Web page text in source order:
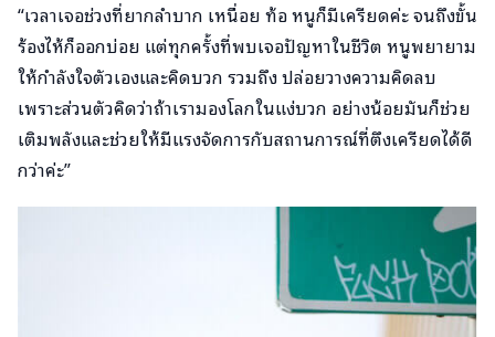
“เวลาเจอช่วงที่ยากลำบาก เหนื่อย ท้อ หนูก็มีเครียดค่ะ จนถึงขั้น
ร้องไห้ก็ออกบ่อย แต่ทุกครั้งที่พบเจอปัญหาในชีวิต หนูพยายาม
ให้กำลังใจตัวเองและคิดบวก รวมถึง ปล่อยวางความคิดลบ
เพราะส่วนตัวคิดว่าถ้าเรามองโลกในแง่บวก อย่างน้อยมันก็ช่วย
เติมพลังและช่วยให้มีแรงจัดการกับสถานการณ์ที่ตึงเครียดได้ดี
กว่าค่ะ”